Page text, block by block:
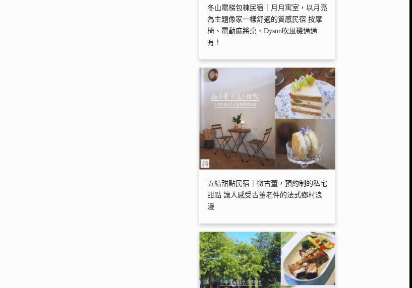
冬山電梯包棟民宿｜月月寓室，以月亮
為主題像家一樣舒適的質感民宿 按摩
椅、電動麻將桌、Dyson吹風機通通
有！
五結甜點民宿｜微古董，預約制的私宅
甜點 讓人感受古董老件的法式鄉村浪
漫